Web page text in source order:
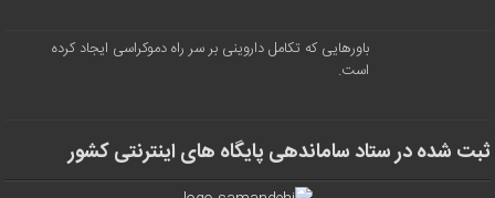
باورهایی که تکامل داروینی بر سر راه دموکراسی ایجاد کرده
است.
ثبت شده در ستاد ساماندهی پایگاه های اینترنتی کشور